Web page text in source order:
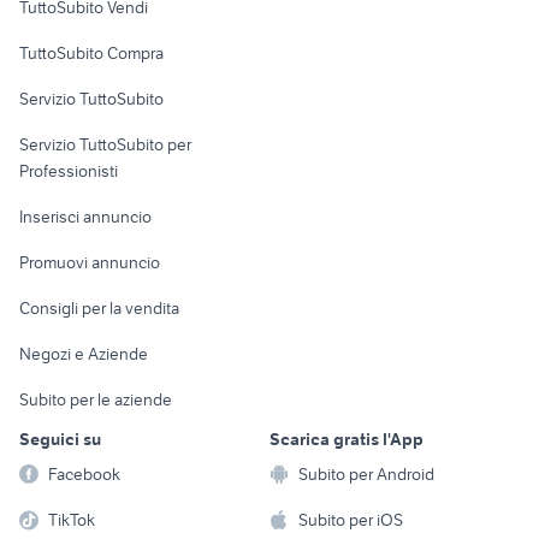
Informatica
Console e
Fotografia
Telefonia
Biciclette
TuttoSubito Vendi
TuttoSubito Compra
Servizio TuttoSubito
Servizio TuttoSubito per
Professionisti
Inserisci annuncio
Promuovi annuncio
Consigli per la vendita
Negozi e Aziende
Subito per le aziende
Seguici su
Facebook
TikTok
Scarica gratis l'App
Subito per Android
Subito per iOS